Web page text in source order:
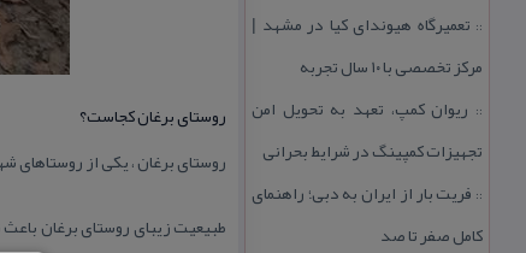
:: تعمیرگاه هیوندای كیا در مشهد |
مركز تخصصی با ۱۰ سال تجربه
:: ریوان كمپ، تعهد به تحویل امن
تجهیزات كمپینگ در شرایط بحرانی
:: فریت بار از ایران به دبی؛ راهنمای
كامل صفر تا صد
روستای برغان كجاست؟
روستای برغان ، یكی از
طبیعیت زیبای روستای برغان